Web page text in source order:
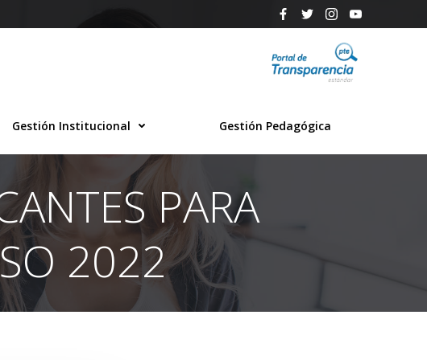
Gestión Institucional Gestión Pedagógica
PARA
2022